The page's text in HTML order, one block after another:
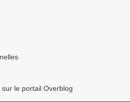
le portail Overblog